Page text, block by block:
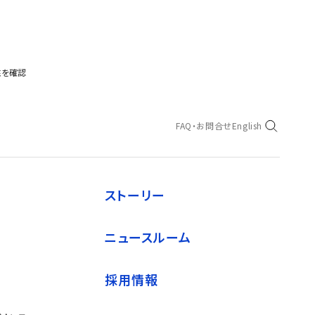
確認
FAQ・お問合せEnglish
ストーリー
ニュースルーム
採用情報